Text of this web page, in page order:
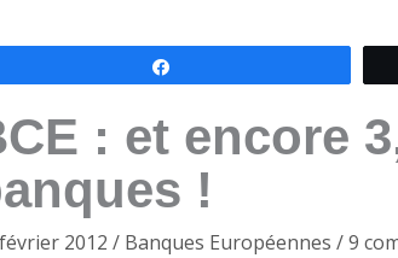
: et encore
!
2012 / Banques Européennes /9